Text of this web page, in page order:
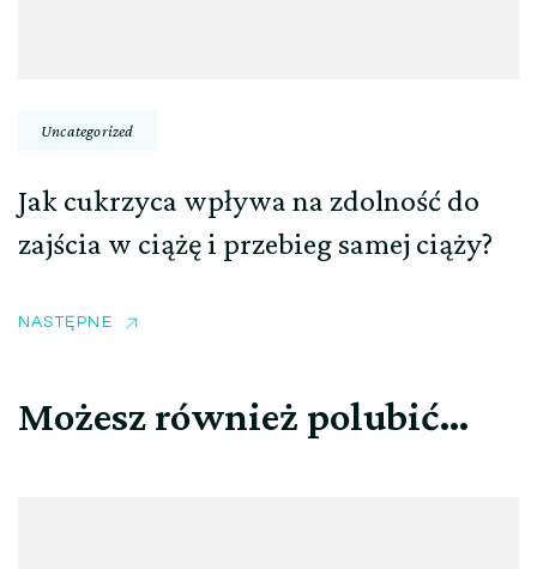
Uncategorized
Jak cukrzyca wpływa na zdolność do
zajścia w ciążę i przebieg samej ciąży?
NASTĘPNE
Możesz również polubić…